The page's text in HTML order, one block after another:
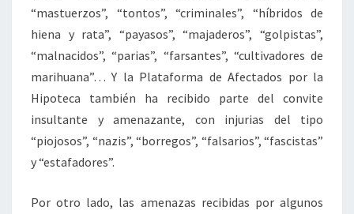
“mastuerzos”, “tontos”, “criminales”, “híbridos de
hiena y rata”, “payasos”, “majaderos”, “golpistas”,
“malnacidos”, “parias”, “farsantes”, “cultivadores de
marihuana”… Y la Plataforma de Afectados por la
Hipoteca también ha recibido parte del convite
insultante y amenazante, con injurias del tipo
“piojosos”, “nazis”, “borregos”, “falsarios”, “fascistas”
y “estafadores”.
Por otro lado, las amenazas recibidas por algunos